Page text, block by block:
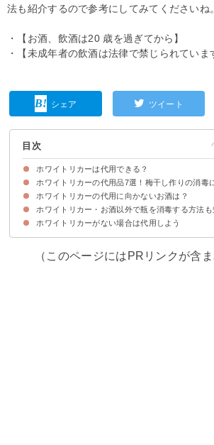
法も紹介するので参考にしてみてくださいね。
・【お酒、飲酒は20 歳を過ぎてから】
・【未成年者の飲酒は法律で禁じられていま
シェア ツイート
目次
ホワイトリカーは代用できる？
ホワイトリカーの特徴と役割・用途例
ホワイトリカーの代用品7選！梅干し作りの消毒
①甲類焼酎
②乙類焼酎
③ラム酒（ホワイトラム）
④ウォッカ
⑤ジン
⑥ウイスキー
⑦ブランデー
ホワイトリカーの代用に向かないお酒は？
①日本酒などのアルコール度数が低く水分が多い
②香りが強い・独特なお酒
ホワイトリカー・お酒以外で瓶を消毒する方法も
①消毒用エタノール
②煮沸消毒
ホワイトリカーがない場合は代用しよう
（このページにはPRリンクが含ま